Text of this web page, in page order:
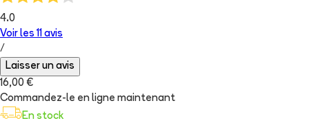
4.0
Voir les 11 avis
/
Laisser un avis
16,00 €
Commandez-le en ligne maintenant
En stock